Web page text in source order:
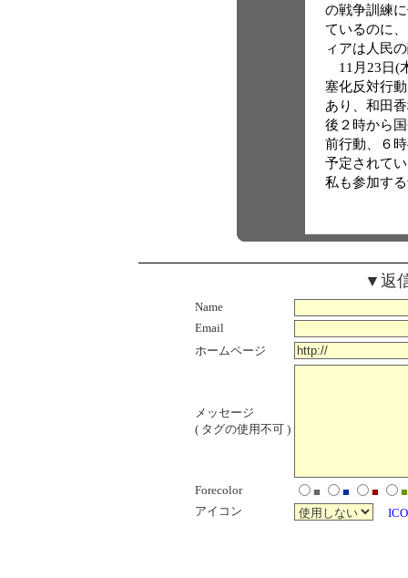
の戦争訓練
ているのに
ィアは人民
11月23日(
塞化反対行
あり、和田
後２時から
前行動、６
予定されて
私も参加す
▼返
Name
Email
ホームページ
メッセージ
( タグの使用不可 )
Forecolor ■ ■ ■
■
アイコン